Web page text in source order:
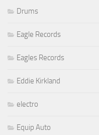
Drums
Eagle Records
Eagles Records
Eddie Kirkland
electro
Equip Auto